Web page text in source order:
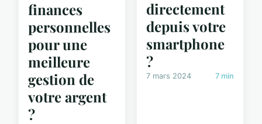
finances
personnelles
pour une
meilleure
gestion de
votre argent
?
directement
depuis votre
smartphone
?
7 mars 2024 7 min